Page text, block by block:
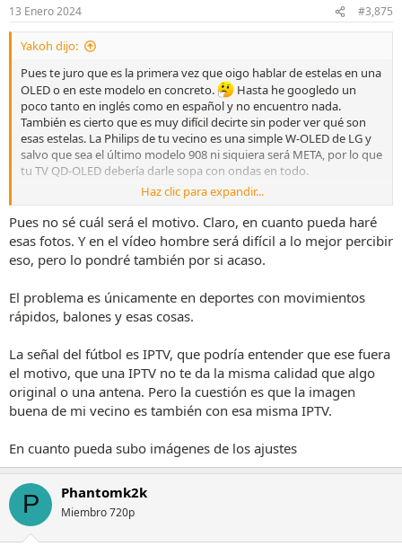
e
s
13 Enero 2024 #3,875
Yakoh dijo:
Pues te juro que es la primera vez que oigo hablar de estelas en una
OLED o en este modelo en concreto.
Hasta he googledo un
poco tanto en inglés como en español y no encuentro nada.
También es cierto que es muy difícil decirte sin poder ver qué son
esas estelas. La Philips de tu vecino es una simple W-OLED de LG y
salvo que sea el último modelo 908 ni siquiera será META, por lo que
tu TV QD-OLED debería darle sopa con ondas en todo.
Creo que aquí necesitamos más datos. ¿Ves este problema en algún
otro tipo de contenido que no sea el fútbol? ¿Cómo est@ conectada
la señal de ese fulbol, a través de una App, antena o un dispositivo
externo HDMI? ¿Qué modo de imagen estás usando?
para expertos" y "Ahorro de energía"? O al menos colgar unas fotos
rápidas sacadas con el móvil a esos dos apartados. Por que le
pudiéramos ver esas estelas ya sería la leche también,aubwue
entiendo que eso puede ser más complicado de capturar.
Haz clic para expandir...
Pues no sé cuál será el motivo. Claro, en cuanto pueda haré
esas fotos. Y en el vídeo hombre será difícil a lo mejor percibir
eso, pero lo pondré también por si acaso.
El problema es únicamente en deportes con movimientos
rápidos, balones y esas cosas.
La señal del fútbol es IPTV, que podría entender que ese fuera
el motivo, que una IPTV no te da la misma calidad que algo
original o una antena. Pero la cuestión es que la imagen
buena de mi vecino es también con esa misma IPTV.
En cuanto pueda subo imágenes de los ajustes
P Phantomk2k
Miembro 720p